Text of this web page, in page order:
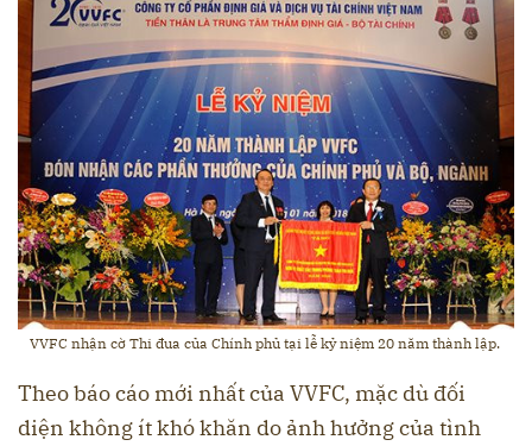
VVFC nhận cờ Thi đua của Chính phủ tại lễ kỷ niệm 20 năm thành lập.
Theo báo cáo mới nhất của VVFC, mặc dù đối
diện không ít khó khăn do ảnh hưởng của tình